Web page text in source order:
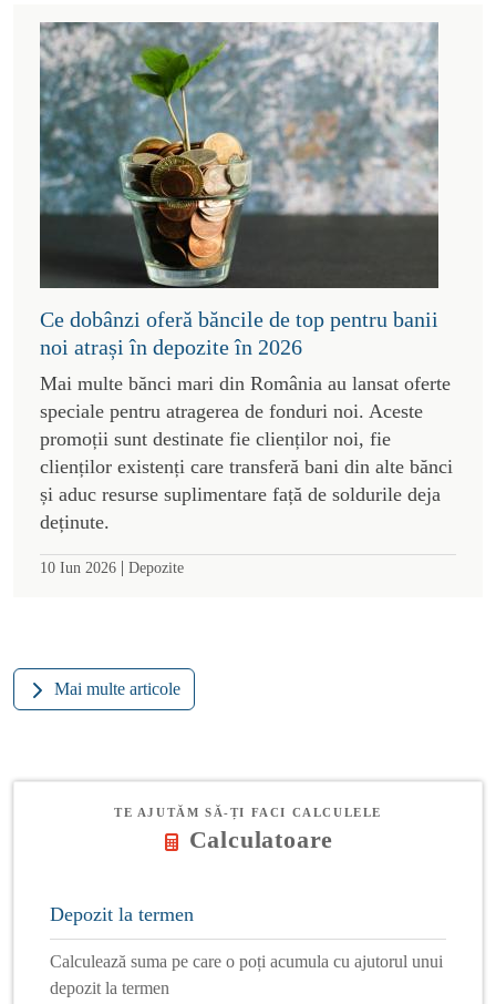
Ce dobânzi oferă băncile de top pentru banii
noi atrași în depozite în 2026
Mai multe bănci mari din România au lansat oferte
speciale pentru atragerea de fonduri noi. Aceste
promoții sunt destinate fie clienților noi, fie
clienților existenți care transferă bani din alte bănci
și aduc resurse suplimentare față de soldurile deja
deținute.
10 Iun 2026 | Depozite
Mai multe articole
TE AJUTĂM SĂ-ȚI FACI CALCULELE
Calculatoare
Depozit la termen
Calculează suma pe care o poți acumula cu ajutorul unui
depozit la termen